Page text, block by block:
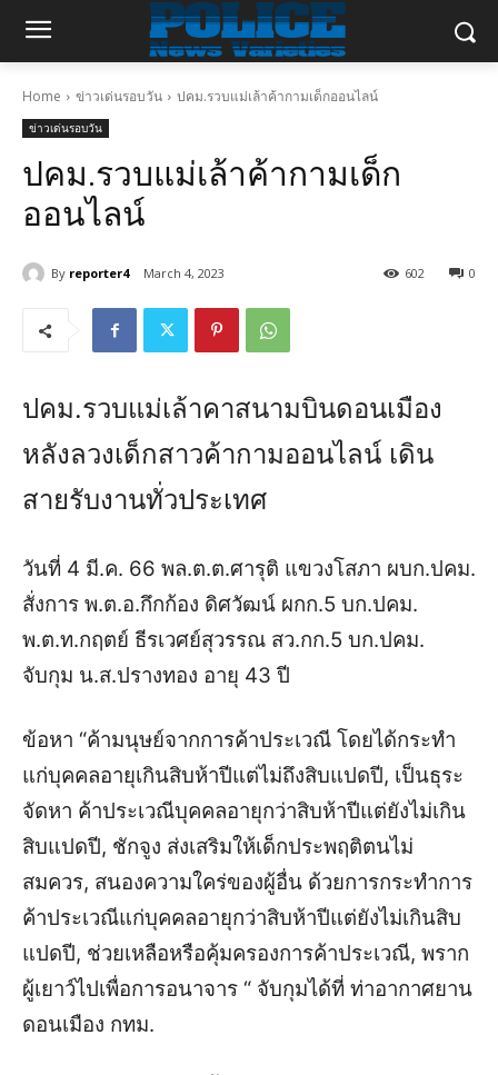
Home ข่าวเด่นรอบวัน ปคม.รวบแม่เล้าค้ากามเด็กออนไลน์
ข่าวเด่นรอบวัน
ปคม.รวบแม่เล้าค้ากามเด็ก
ออนไลน์
By reporter4 March 4, 2023 0
602
ปคม.รวบแม่เล้าคาสนามบินดอนเมือง
หลังลวงเด็กสาวค้ากามออนไลน์ เดิน
สายรับงานทั่วประเทศ
วันที่ 4 มี.ค. 66 พล.ต.ต.ศารุติ แขวงโสภา ผบก.ปคม.
สั่งการ พ.ต.อ.กึกก้อง ดิศวัฒน์ ผกก.5 บก.ปคม.
พ.ต.ท.กฤตย์ ธีรเวศย์สุวรรณ สว.กก.5 บก.ปคม.
จับกุม น.ส.ปรางทอง อายุ 43 ปี
ข้อหา “ค้ามนุษย์จากการค้าประเวณี โดยได้กระทำ
แก่บุคคลอายุเกินสิบห้าปีแต่ไม่ถึงสิบแปดปี, เป็นธุระ
จัดหา ค้าประเวณีบุคคลอายุกว่าสิบห้าปีแต่ยังไม่เกิน
สิบแปดปี, ชักจูง ส่งเสริมให้เด็กประพฤติตนไม่
สมควร, สนองความใคร่ของผู้อื่น ด้วยการกระทำการ
ค้าประเวณีแก่บุคคลอายุกว่าสิบห้าปีแต่ยังไม่เกินสิบ
แปดปี, ช่วยเหลือหรือคุ้มครองการค้าประเวณี, พราก
ผู้เยาว์ไปเพื่อการอนาจาร “ จับกุมได้ที่ ท่าอากาศยาน
ดอนเมือง กทม.